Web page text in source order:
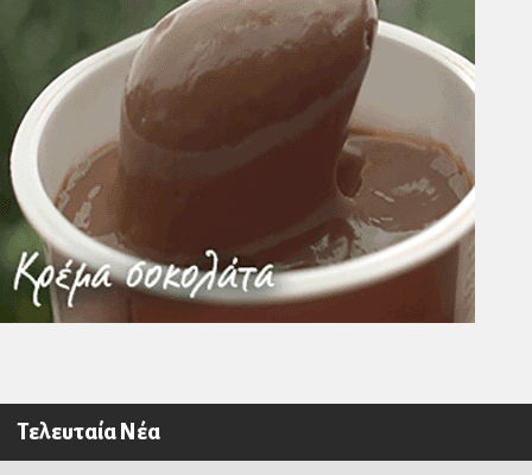
Τελευταία Νέα